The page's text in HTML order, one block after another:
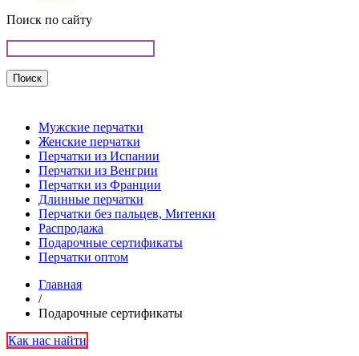
Поиск по сайту
Мужские перчатки
Женские перчатки
Перчатки из Испании
Перчатки из Венгрии
Перчатки из Франции
Длинные перчатки
Перчатки без пальцев, Митенки
Распродажа
Подарочные сертификаты
Перчатки оптом
Главная
/
Подарочные сертификаты
Как нас найти